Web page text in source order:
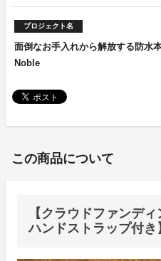
プロジェクト名
面倒なお手入れから解放する防水
Noble
この商品について
【クラウドファンデ
ハンドストラップ付き